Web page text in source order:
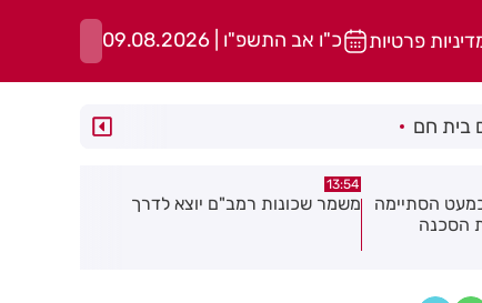
פרטיות כ"ו אב התשפ"ו | 09.08.2026
בית חם
לדרך
13:50
רימון הושלך אל עבר מסעדה בראשון